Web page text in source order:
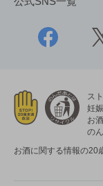
ス
妊
お
の
お酒に関する情報の20